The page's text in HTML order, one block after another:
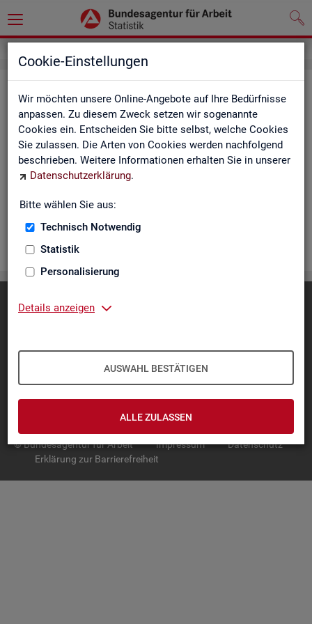
Cookie-Einstellungen
Wir möchten unsere Online-Angebote auf Ihre Bedürfnisse
anpassen. Zu diesem Zweck setzen wir sogenannte
Cookies ein. Entscheiden Sie bitte selbst, welche Cookies
Sie zulassen. Die Arten von Cookies werden nachfolgend
beschrieben. Weitere Informationen erhalten Sie in unserer
Datenschutzerklärung.
Bitte wählen Sie aus:
Technisch Notwendig
Statistik
Personalisierung
Details anzeigen
AUSWAHL BESTÄTIGEN
ALLE ZULASSEN
Rea­li­sier­te Kurz­ar­beit (hoch­ge­rech­
net) - Deutsch­land, Län­der, Re­gio­
nal­di­rek­tio­nen, Agen­tu­ren für Ar­beit
und Krei­se (Mo­nats­zah­len)
nen über Be­stand, Be­trie­be / Be­triebs­grö­ße, Kurz­ar­bei­ter­geld,
Kurz­ar­bei­ter­quo­te und wei­te­re Merk­ma­le.
IN­TER­AK­TI­VE STA­TIS­TI­KEN
GRUND­LA­GEN
© Bundesagentur für Arbeit Impressum
Datenschutz
Erklärung zur Barrierefreiheit